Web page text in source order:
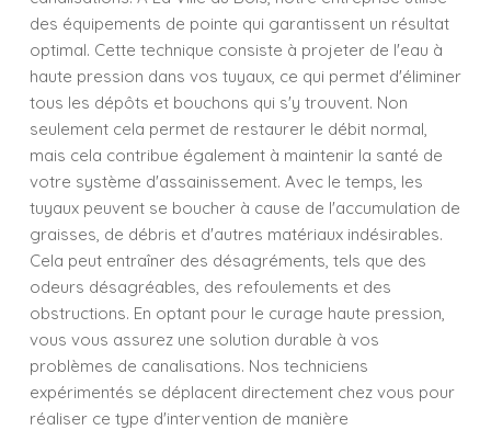
des équipements de pointe qui garantissent un résultat
optimal. Cette technique consiste à projeter de l'eau à
haute pression dans vos tuyaux, ce qui permet d'éliminer
tous les dépôts et bouchons qui s'y trouvent. Non
seulement cela permet de restaurer le débit normal,
mais cela contribue également à maintenir la santé de
votre système d'assainissement. Avec le temps, les
tuyaux peuvent se boucher à cause de l'accumulation de
graisses, de débris et d'autres matériaux indésirables.
Cela peut entraîner des désagréments, tels que des
odeurs désagréables, des refoulements et des
obstructions. En optant pour le curage haute pression,
vous vous assurez une solution durable à vos
problèmes de canalisations. Nos techniciens
expérimentés se déplacent directement chez vous pour
réaliser ce type d'intervention de manière